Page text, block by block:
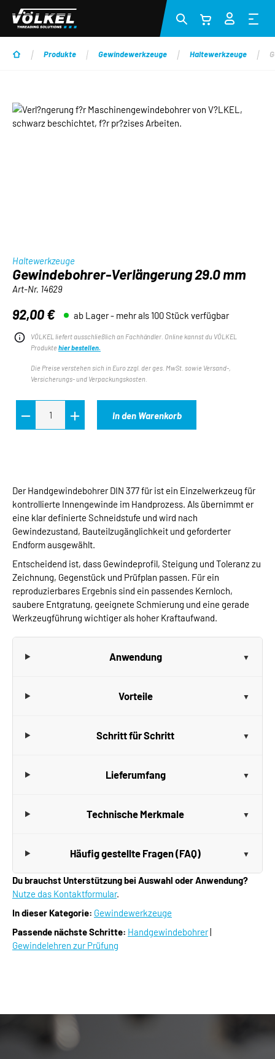
Zum Hauptinhalt springen
Produkte Gewindewerkzeuge Haltewerkzeuge
Bildergalerie überspringen
Haltewerkzeuge
Gewindebohrer-Verlängerung 29.0 mm
Art-Nr. 14629
Regulärer Preis:
92,00 € ab Lager - mehr als 100 Stück verfügbar
VÖLKEL liefert ausschließlich an Fachhändler. Online kannst du VÖLKEL
Produkte hier bestellen.
Die Preise verstehen sich in Euro zzgl. der ges. MwSt. sowie Versand-,
Versicherungs- und Verpackungskosten.
In den Warenkorb
Der Handgewindebohrer DIN 377 für ist ein Einzelwerkzeug für
kontrollierte Innengewinde im Handprozess. Als übernimmt er
eine klar definierte Schneidstufe und wird nach
Gewindezustand, Bauteilzugänglichkeit und geforderter
Endform ausgewählt.
Entscheidend ist, dass Gewindeprofil, Steigung und Toleranz zu
Zeichnung, Gegenstück und Prüfplan passen. Für ein
reproduzierbares Ergebnis sind ein passendes Kernloch,
saubere Entgratung, geeignete Schmierung und eine gerade
Werkzeugführung wichtiger als hoher Kraftaufwand.
Anwendung
Vorteile
Schritt für Schritt
Lieferumfang
Technische Merkmale
Häufig gestellte Fragen (FAQ)
Du brauchst Unterstützung bei Auswahl oder Anwendung?
Nutze das Kontaktformular.
In dieser Kategorie: Gewindewerkzeuge
Passende nächste Schritte: Handgewindebohrer|
Gewindelehren zur Prüfung